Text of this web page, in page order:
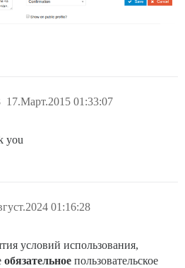
17.Март.2015 01:33:07
you
01:16:28
условий использования,
обязательное пользовательское